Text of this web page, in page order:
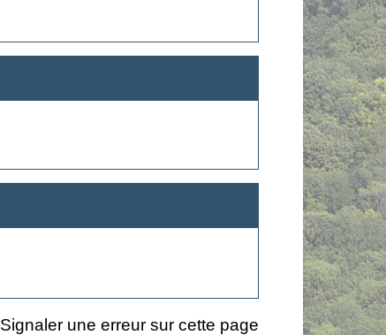
Signaler une erreur sur cette page